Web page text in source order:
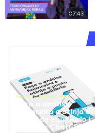
07:43
GESTÃO FINANCEIRA
Faça a análise
financeira e atinja o
ponto de equilíbrio |
Prompts ChatGPT